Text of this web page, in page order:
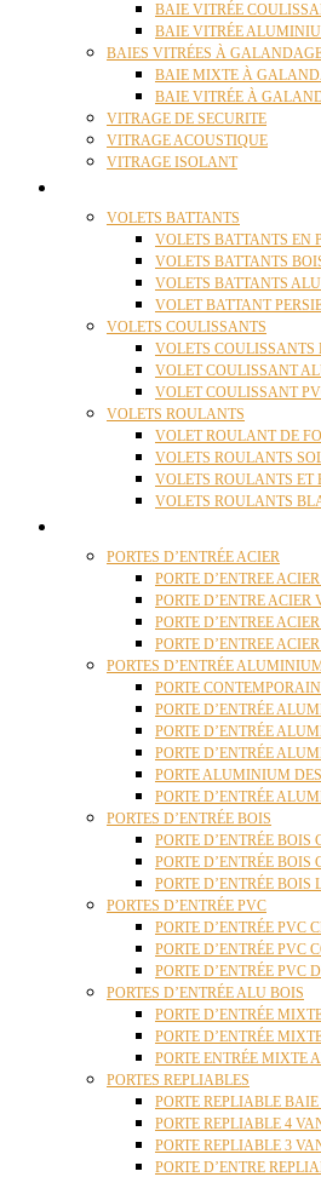
BAIE VITRÉE
BAIE VITRÉE
BAIES VITRÉES À
BAIE MIXTE À
BAIE VITRÉE À
VITRAGE DE SECURITE
VITRAGE ACOUSTIQUE
VITRAGE ISOLANT
VOLETS BATTANTS
VOLETS BATTANTS EN
VOLETS BATTANTS
VOLETS BATTANTS
VOLET BATTANT
VOLETS COULISSANTS
VOLETS COULISSANTS
VOLET COULISSANT
VOLET COULISSANT
VOLETS ROULANTS
VOLET ROULANT DE
VOLETS ROULANTS
VOLETS ROULANTS ET
VOLETS ROULANTS
PORTES D’ENTRÉE ACIER
PORTE D’ENTREE
PORTE D’ENTRE
PORTE D’ENTREE
PORTE D’ENTREE
PORTES D’ENTRÉE
PORTE
PORTE D’ENTRÉE
PORTE D’ENTRÉE
PORTE D’ENTRÉE
PORTE ALUMINIUM
PORTE D’ENTRÉE
PORTES D’ENTRÉE BOIS
PORTE D’ENTRÉE BOIS
PORTE D’ENTRÉE BOIS
PORTE D’ENTRÉE
PORTES D’ENTRÉE PVC
PORTE D’ENTRÉE PVC
PORTE D’ENTRÉE PVC
PORTE D’ENTRÉE PVC
PORTES D’ENTRÉE ALU BOIS
PORTE D’ENTRÉE
PORTE D’ENTRÉE
PORTE ENTRÉE MIXTE
PORTES REPLIABLES
PORTE REPLIABLE
PORTE REPLIABLE 4
PORTE REPLIABLE 3
PORTE D’ENTRE